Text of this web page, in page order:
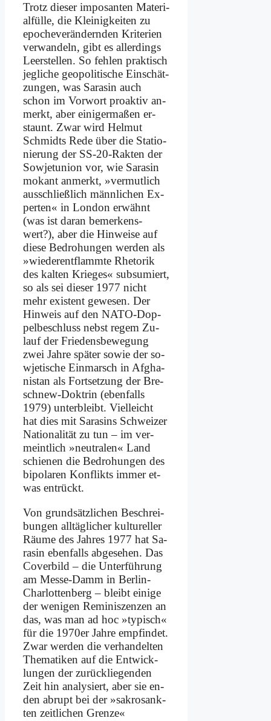
Trotz die­ser im­po­san­ten Ma­te­ri­
al­fül­le, die Klei­nig­kei­ten zu
epo­che­ver­än­dern­den Kri­te­ri­en
ver­wan­deln, gibt es al­ler­dings
Leer­stel­len. So feh­len prak­tisch
jeg­li­che geo­po­li­ti­sche Ein­schät­
zun­gen, was Sa­ra­sin auch
schon im Vor­wort pro­ak­tiv an­
merkt, aber ei­ni­ger­ma­ßen er­
staunt. Zwar wird Hel­mut
Schmidts Re­de über die Sta­tio­
nie­rung der SS-20-Rak­ten der
So­wjet­uni­on vor, wie Sa­ra­sin
mo­kant an­merkt, »ver­mut­lich
aus­schließ­lich männ­li­chen Ex­
per­ten« in Lon­don er­wähnt
(was ist dar­an be­mer­kens­
wert?), aber die Hin­wei­se auf
die­se Be­dro­hun­gen wer­den als
»wie­der­ent­flamm­te Rhe­to­rik
des kal­ten Krie­ges« sub­su­miert,
so als sei die­ser 1977 nicht
mehr exi­stent ge­we­sen. Der
Hin­weis auf den NA­TO-Dop­
pel­be­schluss nebst re­gem Zu­
lauf der Frie­dens­be­we­gung
zwei Jah­re spä­ter so­wie der so­
wje­ti­sche Ein­marsch in Af­gha­
ni­stan als Fort­set­zung der Bre­
sch­new-Dok­trin (eben­falls
1979) un­ter­bleibt. Viel­leicht
hat dies mit Sa­rasins Schwei­zer
Na­tio­na­li­tät zu tun – im ver­
meint­lich »neu­tra­len« Land
schie­nen die Be­dro­hun­gen des
bi­po­la­ren Kon­flikts im­mer et­
was ent­rückt.
Von grund­sätz­li­chen Be­schrei­
bun­gen all­täg­li­cher kul­tu­rel­ler
Räu­me des Jah­res 1977 hat Sa­
ra­sin eben­falls ab­ge­se­hen. Das
Co­ver­bild – die Un­ter­füh­rung
am Mes­se-Damm in Ber­lin-
Char­lot­ten­berg – bleibt ei­ni­ge
der we­ni­gen Re­mi­nis­zen­zen an
das, was man ad hoc »ty­pisch«
für die 1970er Jah­re emp­fin­det.
Zwar wer­den die ver­han­del­ten
The­ma­ti­ken auf die Ent­wick­
lun­gen der zu­rück­lie­gen­den
Zeit hin ana­ly­siert, aber sie en­
den ab­rupt bei der »sa­kro­sank­
ten zeit­li­chen Gren­ze«